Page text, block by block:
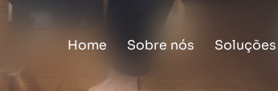
Home Sobre nós Soluções